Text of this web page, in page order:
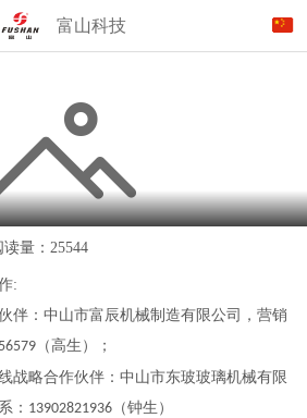
富山科技
读量： 25544
:
伴：中山市富辰机械制造有限公司，营销
（高生）；
战略合作伙伴：中山市东玻玻璃机械有限
： 13902821936 （钟生）